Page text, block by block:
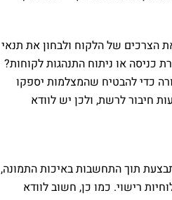
הצרכים של הלקוח ולבחון את תנאי
כניסה או ניתוח התנהגות לקוחות?
כדי להבטיח שהמצלמות יספקו
חיבור לרשת, ולכן יש לוודא
תוך התחשבות באיכות התמונה,
רישוי. כמו כן, חשוב לוודא